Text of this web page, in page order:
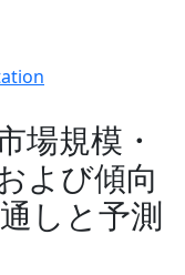
場規模・
よび傾向
しと予測